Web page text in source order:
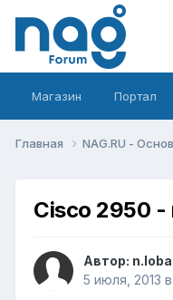
Магазин Портал
Главная NAG.RU -
Cisco 2950 -
Автор:
5 июля, 2013 в